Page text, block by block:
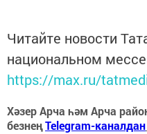
Читайте новости
национальном
https://max.ru/
Хәзер Арча һәм Арча
безнеңTelegram-каналдан